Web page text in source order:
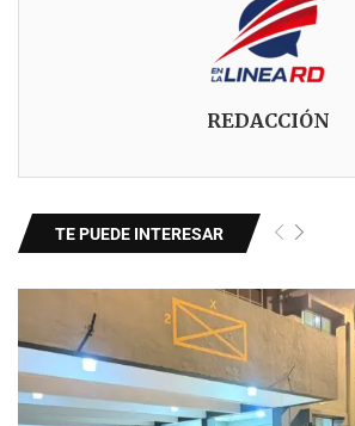
REDACCIÓN
TE PUEDE INTERESAR